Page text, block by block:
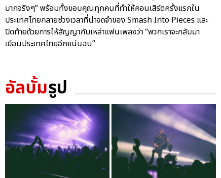
มากจริงๆ” พร้อมทั้งขอบคุณทุกคนที่ทำให้คอนเสิร์ตครั้งแรกใน
ประเทศไทยกลายช่วงเวลาที่น่าจดจำของ Smash Into Pieces และ
ปิดท้ายด้วยการให้สัญญากับเหล่าแฟนเพลงว่า “พวกเราจะกลับมา
เยือนประเทศไทยอีกแน่นอน”
อัลบั้มรูป